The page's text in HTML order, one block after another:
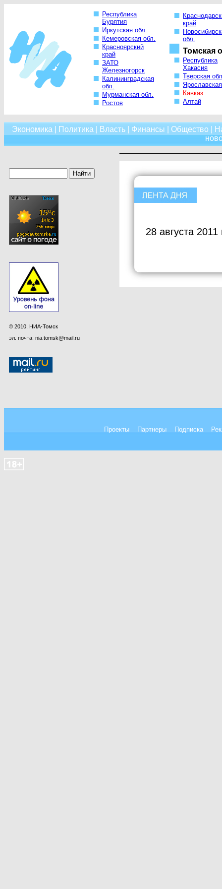
Республика
Бурятия
Иркутская обл.
Кемеровская обл.
Красноярский
край
ЗАТО
Железногорск
Калининградская
обл.
Мурманская обл.
Ростов
край
обл.
Томская
Республика
Хакасия
Тверская
Кавказ
Алтай
Экономика Политика Власть| Финансы Общество
© 2010, НИА-Томск
эл. почта: nia.tomsk@mail.ru
28 августа 2011
Проекты Партнеры Подписка